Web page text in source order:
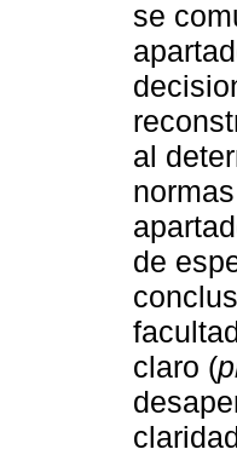
se
al
de
claro (